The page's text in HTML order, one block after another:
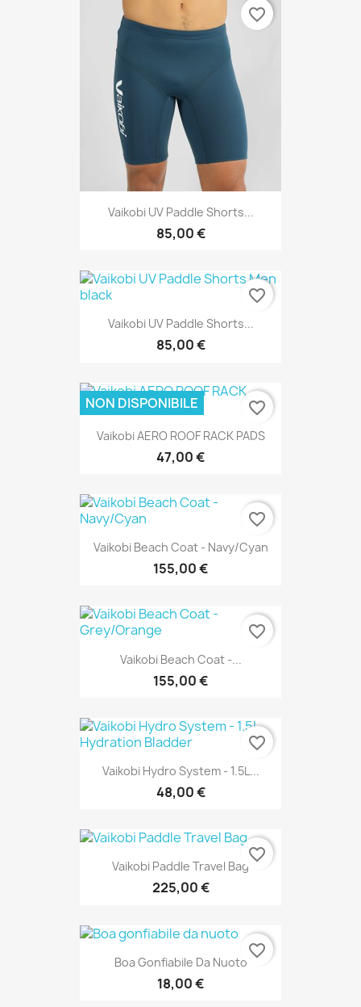
Vaikobi UV Paddle Shorts...
85,00 €
favorite_border
Vaikobi UV Paddle Shorts...
85,00 €
favorite_border
Vaikobi AERO ROOF RACK PADS
47,00 €
NON DISPONIBILE favorite_border
Vaikobi Beach Coat - Navy/Cyan
155,00 €
favorite_border
Vaikobi Beach Coat -...
155,00 €
favorite_border
Vaikobi Hydro System - 1.5L...
48,00 €
favorite_border
Vaikobi Paddle Travel Bag
225,00 €
favorite_border
Boa Gonfiabile Da Nuoto
18,00 €
favorite_border